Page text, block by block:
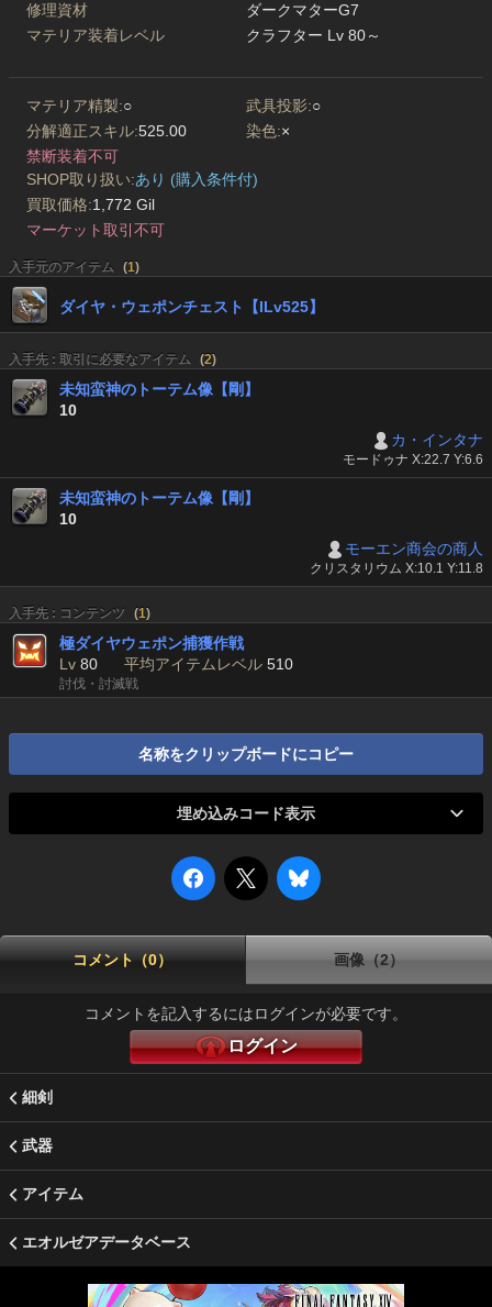
修理資材
ダークマターG7
マテリア装着レベル
クラフター Lv 80～
マテリア精製:○ 武具投影:○
分解適正スキル:525.00 染色:×
禁断装着不可
SHOP取り扱い:あり (購入条件付)
買取価格:1,772 Gil
マーケット取引不可
入手元のアイテム (1)
ダイヤ・ウェポンチェスト【ILv525】
入手先 : 取引に必要なアイテム (2)
未知蛮神のトーテム像【剛】
10
カ・インタナ
モードゥナ X:22.7 Y:6.6
未知蛮神のトーテム像【剛】
10
モーエン商会の商人
クリスタリウム X:10.1 Y:11.8
入手先 : コンテンツ (1)
極ダイヤウェポン捕獲作戦
Lv 80 平均アイテムレベル 510
討伐・討滅戦
名称をクリップボードにコピー
埋め込みコード表示
コメント（0） 画像（2）
コメントを記入するにはログインが必要です。
ログイン
細剣
武器
アイテム
エオルゼアデータベース